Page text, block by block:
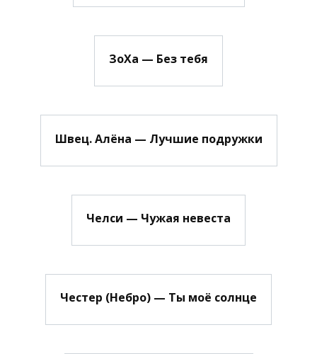
ЗоХа — Без тебя
Швец. Алёна — Лучшие подружки
Челси — Чужая невеста
Честер (Небро) — Ты моё солнце